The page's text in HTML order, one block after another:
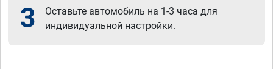
3
Оставьте автомобиль на 1-3 часа для
индивидуальной настройки.